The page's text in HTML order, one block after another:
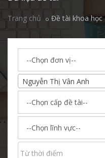
Trang chủ Đề tài khoa học
Nguyễn Thị Vân Anh